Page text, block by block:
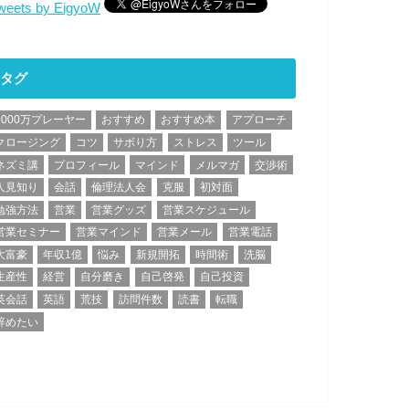
by EigyoW
タグ
万プレーヤー おすすめ おすすめ本
アプローチ
ロージング
コツ サボり方 ストレス
ツール
ズミ講
プロフィール マインド メルマガ
交渉術
見知り
会話 倫理法人会 克服
初対面
強方法
営業 営業グッズ
営業スケジュール
業セミナー
営業マインド 営業メール
営業電話
富豪
年収1億 悩み 新規開拓 時間術
洗脳
産性
経営 自分磨き 自己啓発
自己投資
会話
英語 荒技 訪問件数 読書
転職
めたい